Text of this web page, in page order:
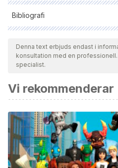
Bibliografi
Samtliga citerade källor har
för att säkerställa deras kvalitet,
giltighet. Bibliografin för denna
Navas, L., Sampascual, G., &
atribucional de Weiner y los
integración de un desencuentro.
10(2), 205-218.
Denna text erbjuds endast i
konsultation med en
specialist.
Vi rekommenderar